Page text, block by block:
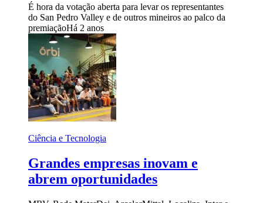
É hora da votação aberta para levar os representantes
do San Pedro Valley e de outros mineiros ao palco da
premiaçãoHá 2 anos
Ciência e Tecnologia
Grandes empresas inovam e
abrem oportunidades